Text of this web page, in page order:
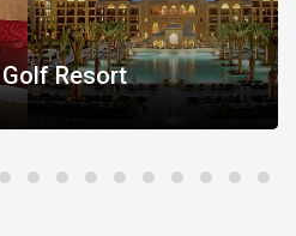
Resort